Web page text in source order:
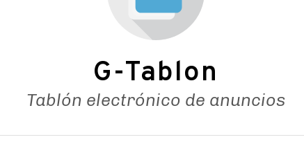
G-Tablon
Tablón electrónico de anuncios